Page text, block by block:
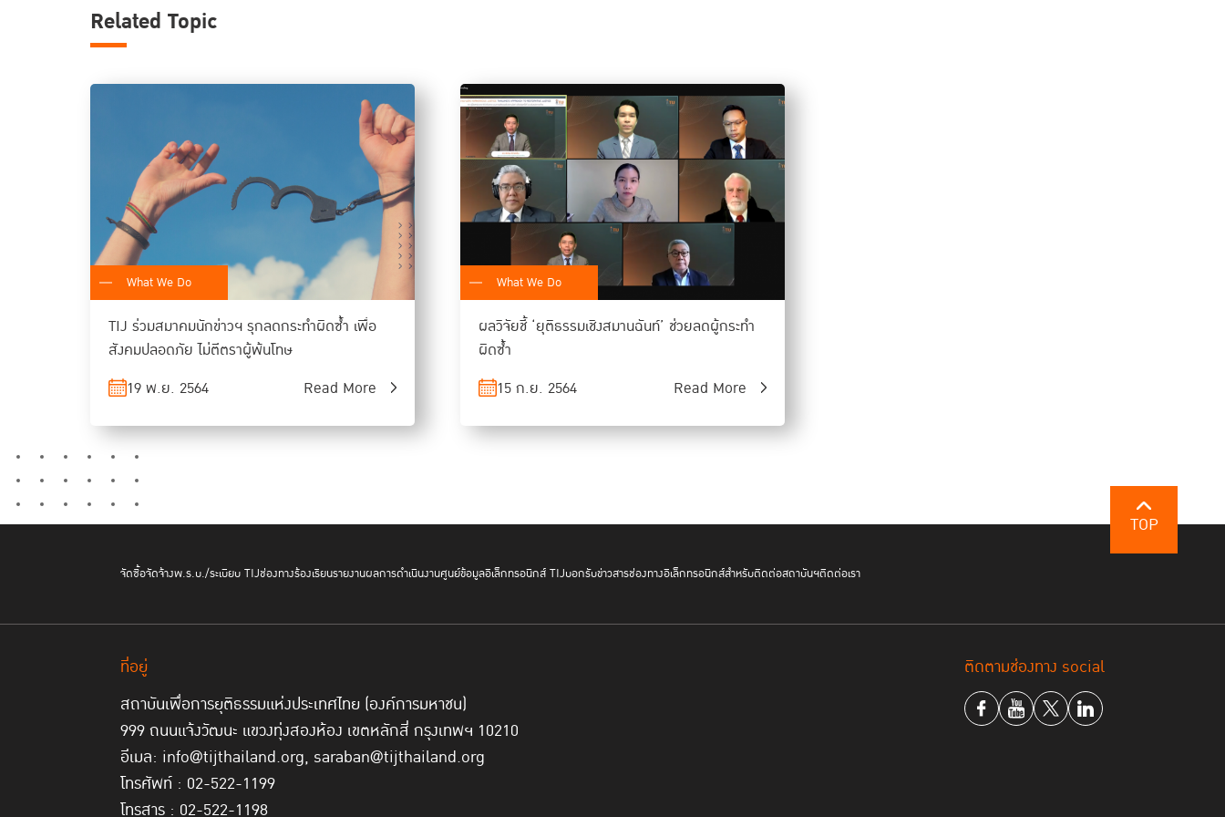
เปิดประตูใจ” ตอนที่ 2 “จงเจริญ หมูปิ้ง ประตูแห่งโอกาส”
https://www.youtube.com/watch?v=PGHmHAuqnWc
เปิดประตูใจ ตอนที่ 3 "ประตูสู่การเริ่มต้น อาชีพใหม่ ตัวตนใหม่"
Related Topic
What We Do
TIJ ร่วมสมาคมนักข่าวฯ รุกลดกระทำผิดซ้ำ เพื่อ
สังคมปลอดภัย ไม่ตีตราผู้พ้นโทษ
19 พ.ย. 2564
Read More
What We Do
ผลวิจัยชี้ ‘ยุติธรรมเชิงสมานฉันท์’ ช่วยลดผู้กระทำ
ผิดซ้ำ
15 ก.ย. 2564
Read More
TOP
จัดซื้อจัดจ้างพ.ร.บ./ระเบียบ TIJช่องทางร้องเรียนรายงานผลการดำเนินงานศูนย์ข้อมูลอิเล็กทรอนิกส์ TIJบอกรับข่าวสารช่องทางอิเล็กทรอนิกส์สำหรับติดต่อสถาบันฯติดต่อเรา
ที่อยู่
สถาบันเพื่อการยุติธรรมแห่งประเทศไทย (องค์การมหาชน)
999 ถนนแจ้งวัฒนะ แขวงทุ่งสองห้อง เขตหลักสี่ กรุงเทพฯ 10210
อีเมล: info@tijthailand.org, saraban@tijthailand.org
โทรศัพท์ : 02-522-1199
โทรสาร : 02-522-1198
ติดตามช่องทาง social